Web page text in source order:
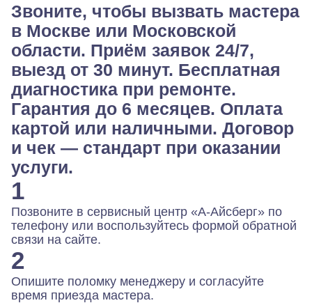
Звоните, чтобы вызвать мастера
в Москве или Московской
области. Приём заявок 24/7,
выезд от 30 минут. Бесплатная
диагностика при ремонте.
Гарантия до 6 месяцев. Оплата
картой или наличными. Договор
и чек — стандарт при оказании
услуги.
1
Позвоните в сервисный центр «А-Айсберг» по
телефону или воспользуйтесь формой обратной
связи на сайте.
2
Опишите поломку менеджеру и согласуйте
время приезда мастера.